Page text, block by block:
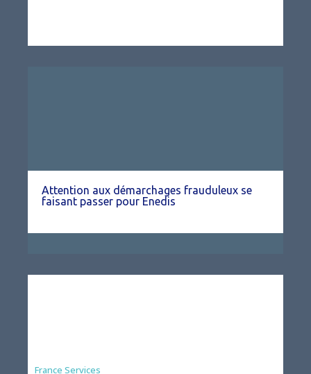
Attention aux démarchages frauduleux se
faisant passer pour Enedis
France Services